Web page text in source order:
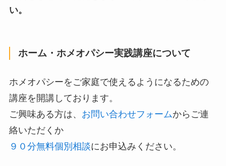
い。
ホーム・ホメオパシー実践講座について
ホメオパシーをご家庭で使えるようになるための
講座を開講しております。
ご興味ある方は、 お問い合わせフォームからご連
絡いただくか
９０分無料個別相談にお申込みください。